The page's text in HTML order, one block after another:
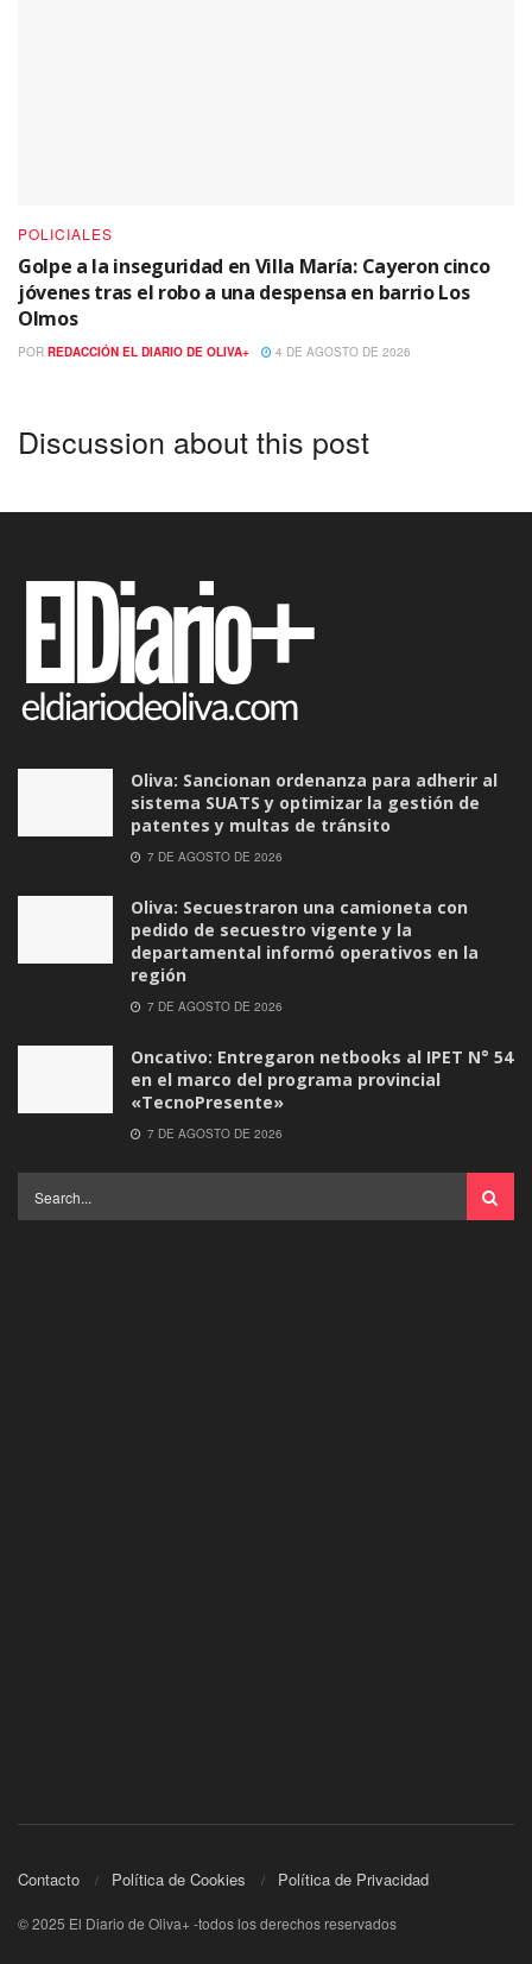
POLICIALES
Golpe a la inseguridad en Villa María: Cayeron cinco
jóvenes tras el robo a una despensa en barrio Los
Olmos
POR REDACCIÓN EL DIARIO DE OLIVA+ 4 DE AGOSTO DE 2026
Discussion about this post
Oliva: Sancionan ordenanza para adherir al
sistema SUATS y optimizar la gestión de
patentes y multas de tránsito
7 DE AGOSTO DE 2026
Oliva: Secuestraron una camioneta con
pedido de secuestro vigente y la
departamental informó operativos en la
región
7 DE AGOSTO DE 2026
Oncativo: Entregaron netbooks al IPET N° 54
en el marco del programa provincial
«TecnoPresente»
7 DE AGOSTO DE 2026
Contacto Política de Cookies Política de Privacidad
© 2025 El Diario de Oliva+ -todos los derechos reservados